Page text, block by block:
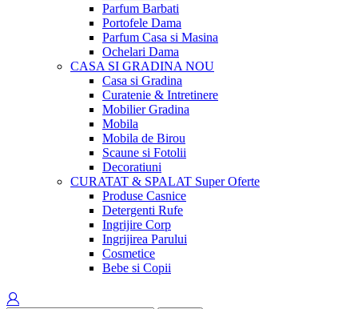
Parfum Barbati
Portofele Dama
Parfum Casa si Masina
Ochelari Dama
CASA SI GRADINANOU
Casa si Gradina
Curatenie & Intretinere
Mobilier Gradina
Mobila
Mobila de Birou
Scaune si Fotolii
Decoratiuni
CURATAT & SPALAT Super Oferte
Produse Casnice
Detergenti Rufe
Ingrijire Corp
Ingrijirea Parului
Cosmetice
Bebe si Copii